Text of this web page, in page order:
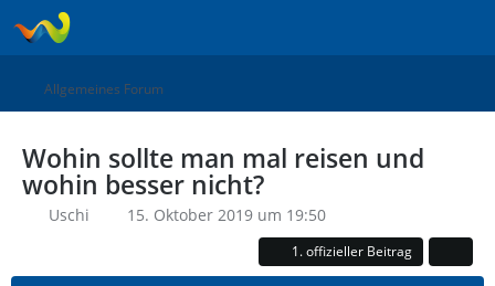
Allgemeines Forum
Wohin sollte man mal reisen und
wohin besser nicht?
Uschi 15. Oktober 2019 um 19:50
1. offizieller Beitrag